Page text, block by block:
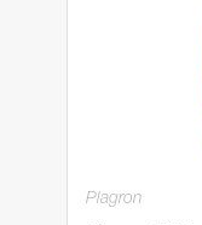
Plagron